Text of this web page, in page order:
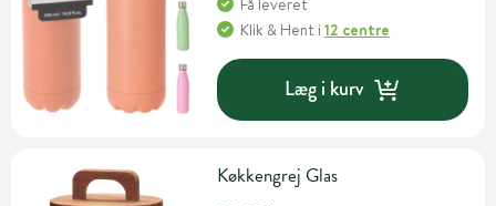
Klik & Hent i12 centre
Læg i kurv
Køkkengrej Glas